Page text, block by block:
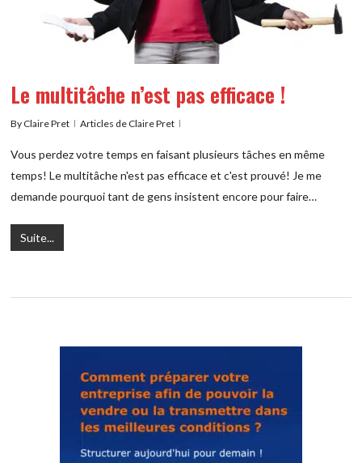
Le multitâche n’est pas efficace !
By Claire Pret Articles de Claire Pret
Vous perdez votre temps en faisant plusieurs tâches en même
temps! Le multitâche n'est pas efficace et c'est prouvé! Je me
demande pourquoi tant de gens insistent encore pour faire…
Suite...